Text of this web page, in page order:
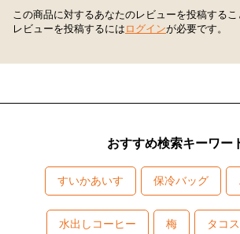
この商品に対するあなたのレビューを投稿するこ
レビューを投稿するには ログインが必要です。
おすすめ検索キーワー
すいかあいす 保冷バッグ
水出しコーヒー 梅 タコス